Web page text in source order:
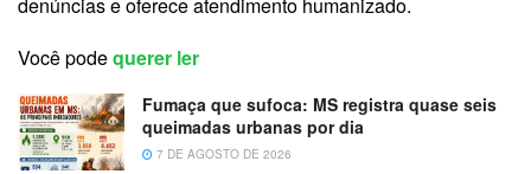
denúncias e oferece atendimento humanizado.
Você podequerer ler
Fumaça que sufoca: MS registra quase seis
queimadas urbanas por dia
7 DE AGOSTO DE 2026